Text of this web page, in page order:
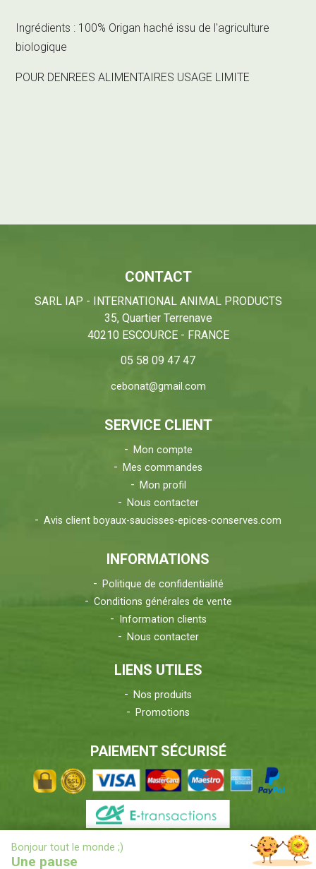
Ingrédients : 100% Origan haché issu de l'agriculture
biologique
POUR DENREES ALIMENTAIRES USAGE LIMITE
CONTACT
SARL IAP - INTERNATIONAL ANIMAL PRODUCTS
35, Quartier Terrenave
40210 ESCOURCE - FRANCE
05 58 09 47 47
cebonat@gmail.com
SERVICE CLIENT
Mon compte
Mes commandes
Mon profil
Nous contacter
Avis client boyaux-saucisses-epices-conserves.com
INFORMATIONS
Politique de confidentialité
Conditions générales de vente
Information clients
Nous contacter
LIENS UTILES
Nos produits
Promotions
PAIEMENT SÉCURISÉ
INFORMATIONS LIVRAISONS
X
Bonjour tout le monde ;)
Une pause